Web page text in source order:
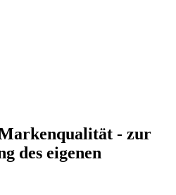
- zur
des eigenen